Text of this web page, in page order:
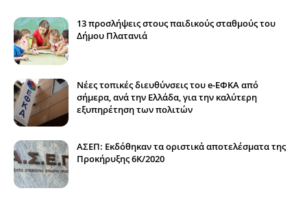
13 προσλήψεις στους παιδικούς σταθμούς του
Δήμου Πλατανιά
Νέες τοπικές διευθύνσεις του e-ΕΦΚΑ από
σήμερα, ανά την Ελλάδα, για την καλύτερη
εξυπηρέτηση των πολιτών
ΑΣΕΠ: Εκδόθηκαν τα οριστικά αποτελέσματα της
Προκήρυξης 6Κ/2020